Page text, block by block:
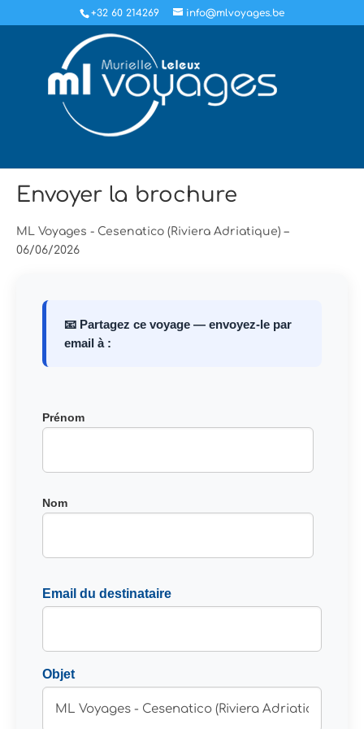
+32 60 214269 info@mlvoyages.be
Envoyer la brochure
ML Voyages - Cesenatico (Riviera Adriatique) –
06/06/2026
📧 Partagez ce voyage — envoyez-le par
email à :
les
Prénom
Nom
Email du destinataire
Objet